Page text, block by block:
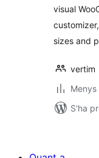
visual
sizes and
vertim
Menys
S'ha